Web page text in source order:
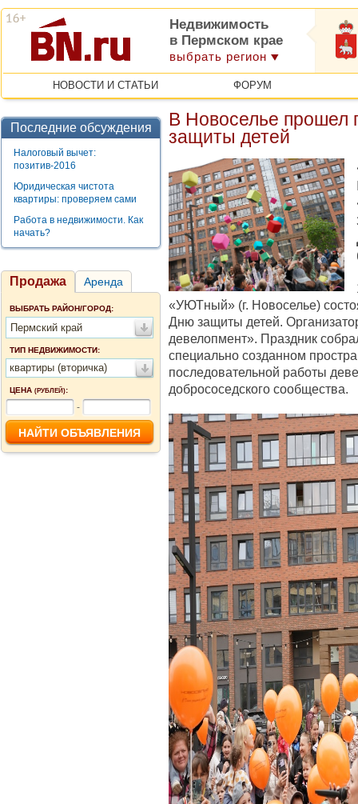
Недвижимость
в Пермском крае
выбрать регион
НОВОСТИ И СТАТЬИ ФОРУМ
Последние обсуждения
Налоговый вычет:
позитив-2016
Юридическая чистота
квартиры: проверяем сами
Работа в недвижимости. Как
начать?
Продажа Аренда
ВЫБРАТЬ РАЙОН/ГОРОД:
Пермский край
ТИП НЕДВИЖИМОСТИ:
квартиры (вторичка)
ЦЕНА (РУБЛЕЙ):
-
В Новоселье прошел
защиты детей
«УЮТный» (г. Новоселье)
Дню защиты детей.
девелопмент». Праздник
специально созданном
последовательной работы
добрососедского сообщества.